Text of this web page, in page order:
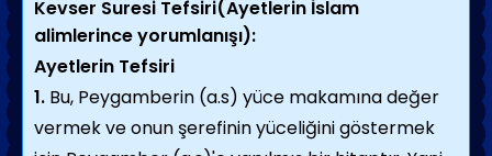
Kevser Suresi Tefsiri(Ayetlerin İslam
alimlerince yorumlanışı):
Ayetlerin Tefsiri
1. Bu, Peygamberin (a.s) yüce makamına değer
vermek ve onun şerefinin yüceliğini göstermek